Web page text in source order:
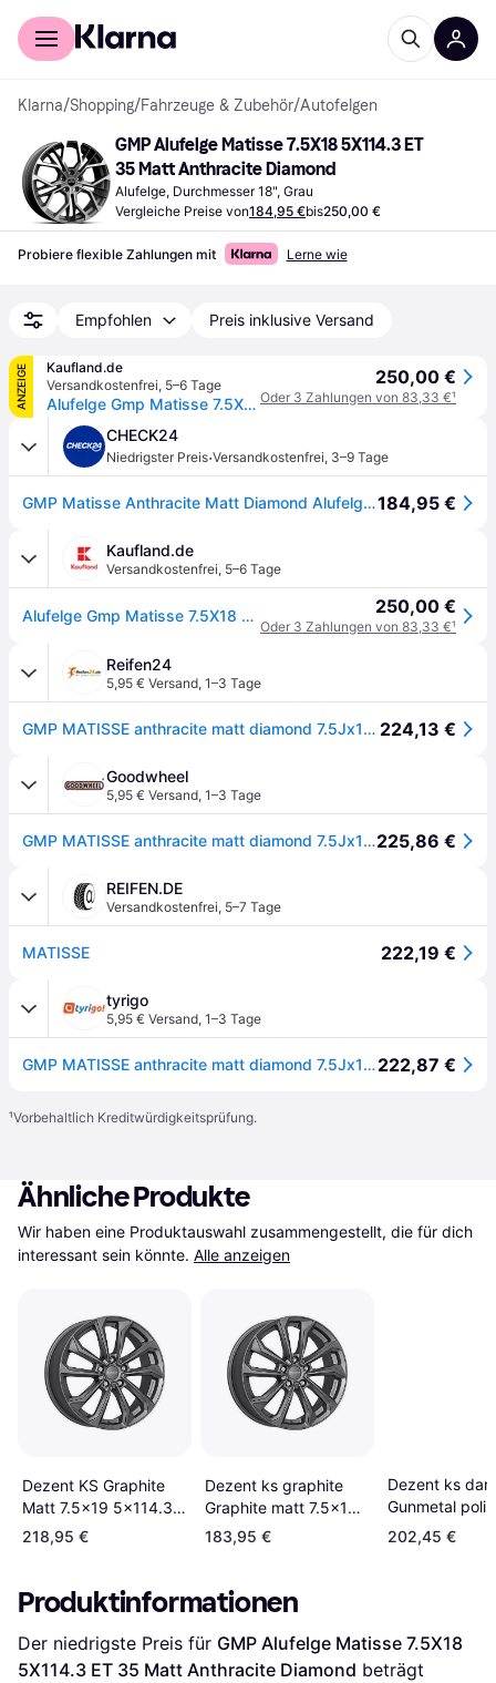
Für Shopper
Klarna/Shopping/Fahrzeuge & Zubehör/Autofelgen
GMP Alufelge Matisse 7.5X18 5X114.3 ET
35 Matt Anthracite Diamond
Alufelge, Durchmesser 18", Grau
Vergleiche Preise von184,95 €bis250,00 €
Probiere flexible Zahlungen mit Lerne wie
Empfohlen Preis inklusive Versand
ANZEIGE
Kaufland.de
Versandkostenfrei, 5–6 Tage
Alufelge Gmp Matisse 7.5X18 5X114,3 Et 35 Matt Anthracite Diamond
250,00 €
Oder 3 Zahlungen von 83,33 €¹
CHECK24
Niedrigster Preis·Versandkostenfrei, 3–9 Tage
GMP Matisse Anthracite Matt Diamond Alufelge 18 Zoll ET35 5x114,3 ML66,1184,95 €
Kaufland.de
Versandkostenfrei, 5–6 Tage
Alufelge Gmp Matisse 7.5X18 5X114,3 Et 35 Matt Anthracite Diamond 250,00 €
Oder 3 Zahlungen von 83,33 €¹
Reifen24
5,95 € Versand, 1–3 Tage
GMP MATISSE anthracite matt diamond 7.5Jx18 5x114.3 ET35 224,13 €
Goodwheel
5,95 € Versand, 1–3 Tage
GMP MATISSE anthracite matt diamond 7.5Jx18 5x114.3 ET35225,86 €
REIFEN.DE
Versandkostenfrei, 5–7 Tage
MATISSE 222,19 €
tyrigo
5,95 € Versand, 1–3 Tage
GMP MATISSE anthracite matt diamond 7.5Jx18 5x114.3 ET35222,87 €
¹Vorbehaltlich Kreditwürdigkeitsprüfung.
Ähnliche Produkte
Wir haben eine Produktauswahl zusammengestellt, die für dich
interessant sein könnte. Alle anzeigen
Dezent KS Graphite
Matt 7.5x19 5x114.3
ET51
218,95 €
Dezent ks graphite
Graphite matt 7.5x18
5x114.3 ET45
183,95 €
Dezent ks
Gunmetal
7.5x18
ET49.5
202,45 €
Produktinformationen
Der niedrigste Preis für GMP Alufelge Matisse 7.5X18
5X114.3 ET 35 Matt Anthracite Diamond beträgt